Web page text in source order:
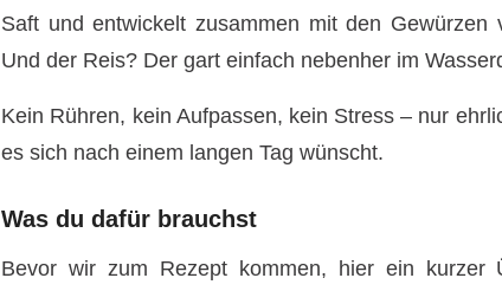
Saft und entwickelt zusammen mit den Gewürzen
Und der Reis? Der gart einfach nebenher im
Kein Rühren, kein Aufpassen, kein Stress – nur
es sich nach einem langen Tag wünscht.
Was du dafür brauchst
Bevor wir zum Rezept kommen, hier ein